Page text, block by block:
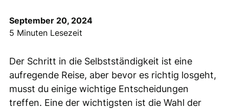
September 20, 2024
5 Minuten Lesezeit
Der Schritt in die Selbstständigkeit ist eine
aufregende Reise, aber bevor es richtig losgeht,
musst du einige wichtige Entscheidungen
treffen. Eine der wichtigsten ist die Wahl der